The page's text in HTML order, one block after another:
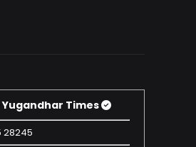
Times
28245